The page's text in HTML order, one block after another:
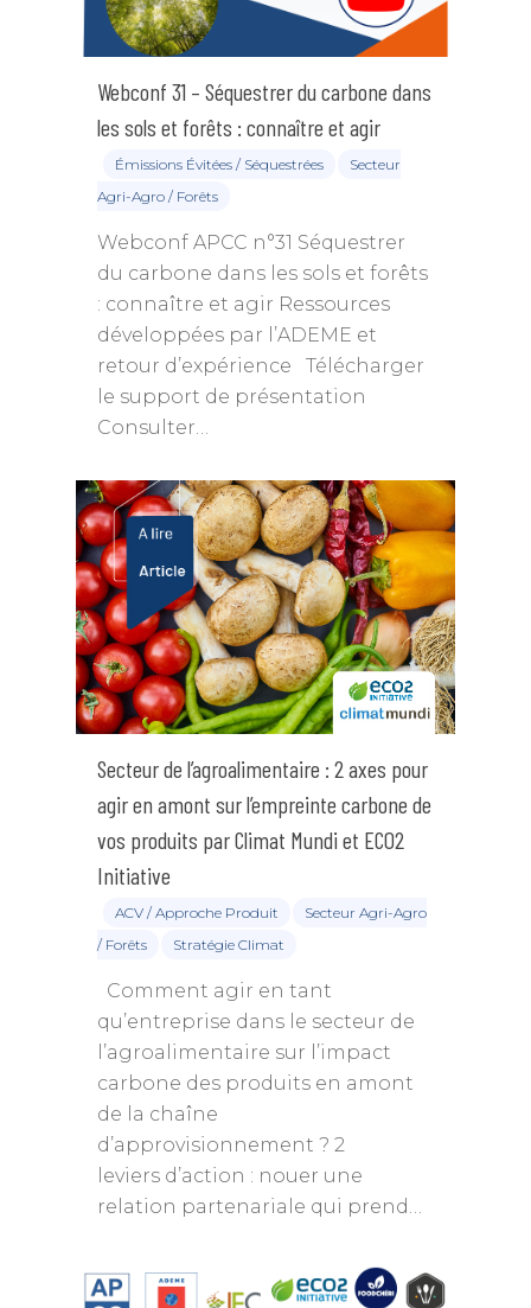
Webconf 31 – Séquestrer du carbone dans
les sols et forêts : connaître et agir
Émissions Évitées / Séquestrées
Secteur
Agri-Agro / Forêts
Webconf APCC n°31 Séquestrer
du carbone dans les sols et forêts
: connaître et agir Ressources
développées par l’ADEME et
retour d’expérience Télécharger
le support de présentation
Consulter…
Secteur de l’agroalimentaire : 2 axes pour
agir en amont sur l’empreinte carbone de
vos produits par Climat Mundi et ECO2
Initiative
ACV / Approche Produit
Secteur Agri-Agro
/ Forêts
Stratégie Climat
Comment agir en tant
qu’entreprise dans le secteur de
l’agroalimentaire sur l’impact
carbone des produits en amont
de la chaîne
d’approvisionnement ? 2
leviers d’action : nouer une
relation partenariale qui prend…